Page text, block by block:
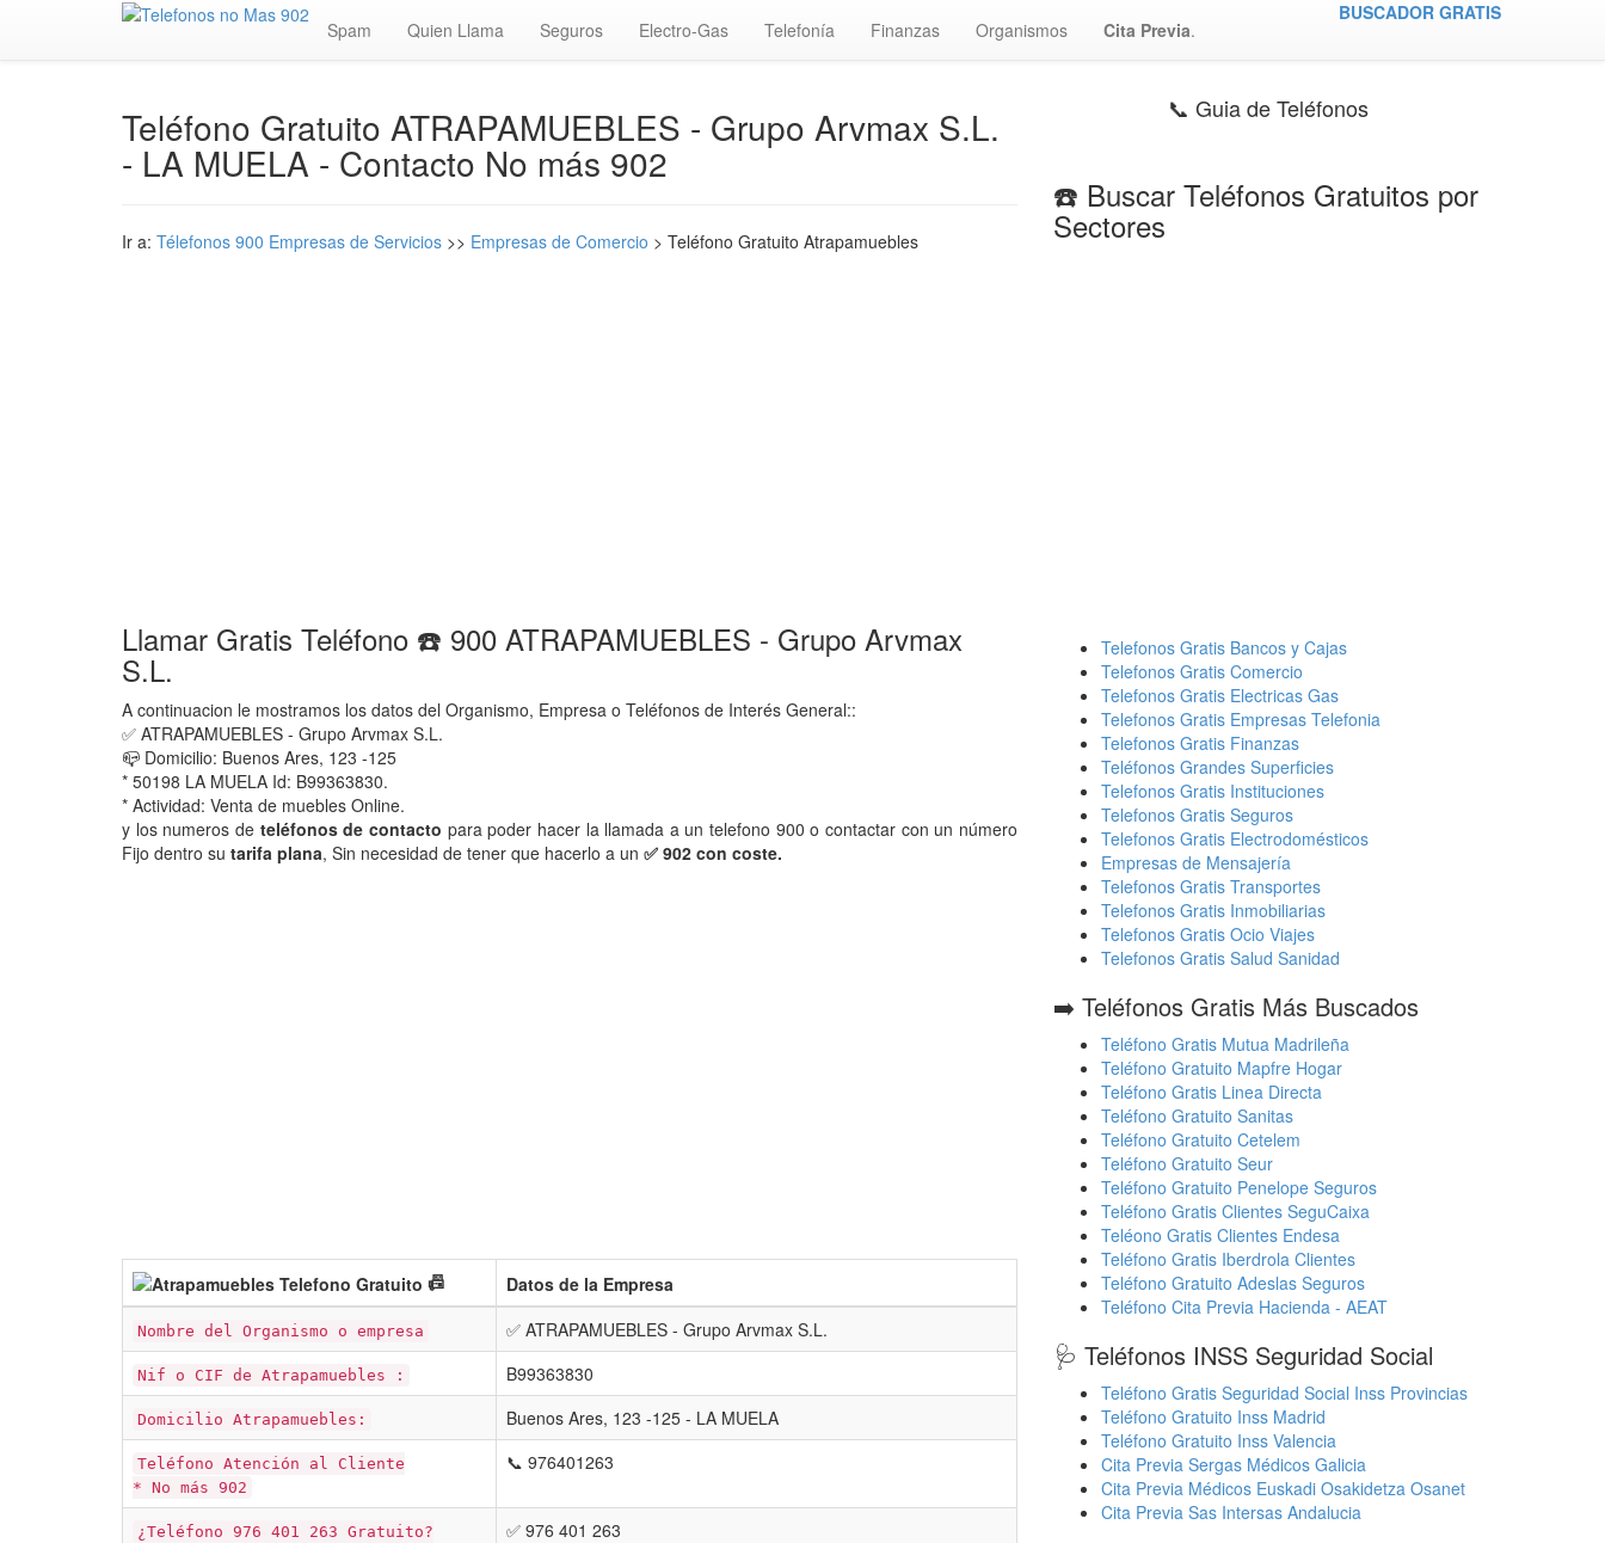
Spam Quien Llama Seguros Electro-Gas Telefonía Finanzas Organismos Cita Previa.
BUSCADOR GRATIS
Teléfono Gratuito ATRAPAMUEBLES - Grupo Arvmax S.L.
- LA MUELA - Contacto No más 902
Ir a: Télefonos 900 Empresas de Servicios >> Empresas de Comercio > Teléfono Gratuito Atrapamuebles
Llamar Gratis Teléfono ☎️ 900 ATRAPAMUEBLES - Grupo Arvmax
S.L.
A continuacion le mostramos los datos del Organismo, Empresa o Teléfonos de Interés General::
✅ ATRAPAMUEBLES - Grupo Arvmax S.L.
📪 Domicilio: Buenos Ares, 123 -125
* 50198 LA MUELA Id: B99363830.
* Actividad: Venta de muebles Online.
y los numeros de teléfonos de contacto para poder hacer la llamada a un telefono 900 o contactar con un número
Fijo dentro su tarifa plana, Sin necesidad de tener que hacerlo a un ✅ 902 con coste.
📠 Datos de la Empresa
Nombre del Organismo o empresa ✅ ATRAPAMUEBLES - Grupo Arvmax S.L.
Nif o CIF de Atrapamuebles : B99363830
Domicilio Atrapamuebles: Buenos Ares, 123 -125 - LA MUELA
Teléfono Atención al Cliente
* No más 902
📞 976401263
¿Teléfono 976 401 263 Gratuito?
✅ 976 401 263
📞 Guia de Teléfonos
☎️ Buscar Teléfonos Gratuitos por
Sectores
Telefonos Gratis Bancos y Cajas
Telefonos Gratis Comercio
Telefonos Gratis Electricas Gas
Telefonos Gratis Empresas Telefonia
Telefonos Gratis Finanzas
Teléfonos Grandes Superficies
Telefonos Gratis Instituciones
Telefonos Gratis Seguros
Telefonos Gratis Electrodomésticos
Empresas de Mensajería
Telefonos Gratis Transportes
Telefonos Gratis Inmobiliarias
Telefonos Gratis Ocio Viajes
Telefonos Gratis Salud Sanidad
➡️ Teléfonos Gratis Más Buscados
Teléfono Gratis Mutua Madrileña
Teléfono Gratuito Mapfre Hogar
Teléfono Gratis Linea Directa
Teléfono Gratuito Sanitas
Teléfono Gratuito Cetelem
Teléfono Gratuito Seur
Teléfono Gratuito Penelope Seguros
Teléfono Gratis Clientes SeguCaixa
Teléono Gratis Clientes Endesa
Teléfono Gratis Iberdrola Clientes
Teléfono Gratuito Adeslas Seguros
Teléfono Cita Previa Hacienda - AEAT
🩺 Teléfonos INSS Seguridad Social
Teléfono Gratis Seguridad Social Inss Provincias
Teléfono Gratuito Inss Madrid
Teléfono Gratuito Inss Valencia
Cita Previa Sergas Médicos Galicia
Cita Previa Médicos Euskadi Osakidetza Osanet
Cita Previa Sas Intersas Andalucia